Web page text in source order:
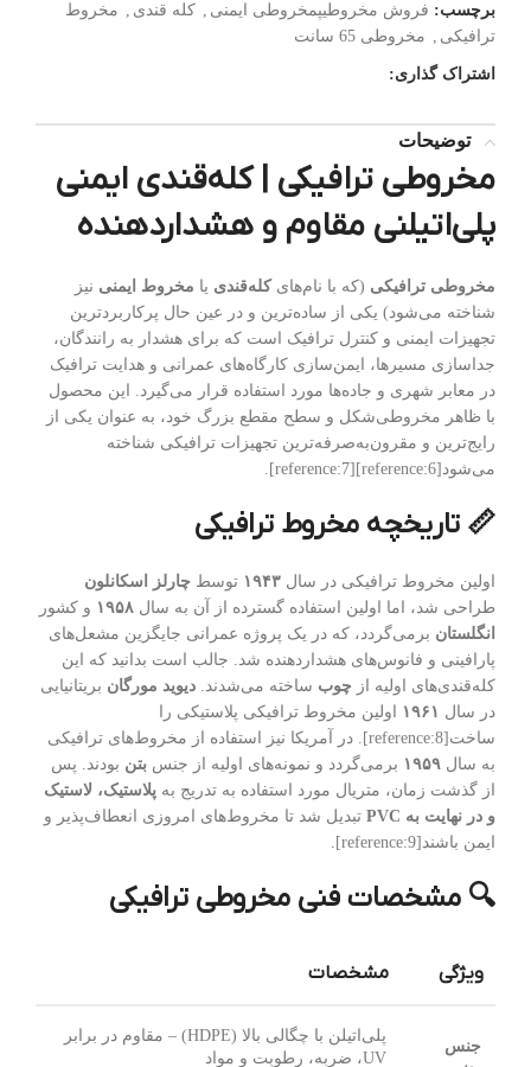
برچسب: فروش مخروطیپمخروطی ایمنی , کله قندی , مخروط
ترافیکی , مخروطی 65 سانت
اشتراک گذاری:
توضیحات
مخروطی ترافیکی | کله‌قندی ایمنی
پلی‌اتیلنی مقاوم و هشداردهنده
مخروطی ترافیکی (که با نام‌های کله‌قندی یا مخروط ایمنی نیز
شناخته می‌شود) یکی از ساده‌ترین و در عین حال پرکاربردترین
تجهیزات ایمنی و کنترل ترافیک است که برای هشدار به رانندگان،
جداسازی مسیرها، ایمن‌سازی کارگاه‌های عمرانی و هدایت ترافیک
در معابر شهری و جاده‌ها مورد استفاده قرار می‌گیرد. این محصول
با ظاهر مخروطی‌شکل و سطح مقطع بزرگ خود، به عنوان یکی از
رایج‌ترین و مقرون‌به‌صرفه‌ترین تجهیزات ترافیکی شناخته
می‌شود[reference:6][reference:7].
📏 تاریخچه مخروط ترافیکی
اولین مخروط ترافیکی در سال ۱۹۴۳ توسط چارلز اسکانلون
طراحی شد، اما اولین استفاده گسترده از آن به سال ۱۹۵۸ و کشور
انگلستان برمی‌گردد، که در یک پروژه عمرانی جایگزین مشعل‌های
پارافینی و فانوس‌های هشداردهنده شد. جالب است بدانید که این
کله‌قندی‌های اولیه از چوب ساخته می‌شدند. دیوید مورگان بریتانیایی
در سال ۱۹۶۱
اولین مخروط ترافیکی پلاستیکی را
ساخت[reference:8]. در آمریکا نیز استفاده از مخروط‌های ترافیکی
به سال ۱۹۵۹ برمی‌گردد و نمونه‌های اولیه از جنس بتن بودند. پس
از گذشت زمان، متریال مورد استفاده به تدریج به پلاستیک، لاستیک
و در نهایت به PVC
تبدیل شد تا مخروط‌های امروزی انعطاف‌پذیر و
ایمن باشند[reference:9].
🔍 مشخصات فنی مخروطی ترافیکی
ویژگی مشخصات
جنس
پلی‌اتیلن با چگالی بالا (HDPE) – مقاوم در برابر
UV، ضربه، رطوبت و مواد